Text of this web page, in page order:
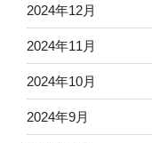
2024年12月
2024年11月
2024年10月
2024年9月